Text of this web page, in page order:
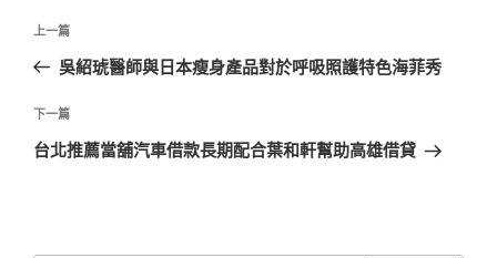
文
導
覽
上
一
文
章
上一篇
吳紹琥醫師與日本瘦身產品對於呼吸照護特色海菲秀
下
一
下一篇
台北推薦當舖汽車借款長期配合葉和軒幫助高雄借貸